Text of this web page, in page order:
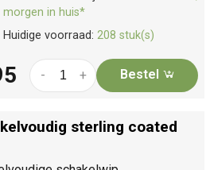
morgen in huis*
Huidige voorraad: 208 stuk(s)
+
- Bestel
sterling coated